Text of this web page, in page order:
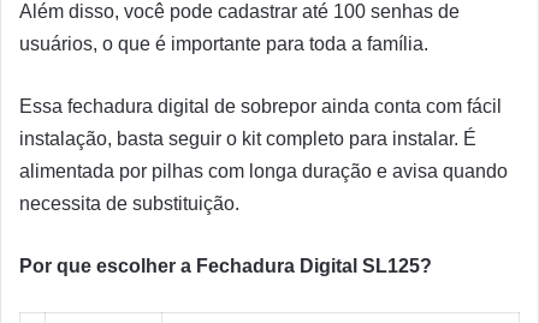
Além disso, você pode cadastrar até 100 senhas de
usuários, o que é importante para toda a família.
Essa fechadura digital de sobrepor ainda conta com fácil
instalação, basta seguir o kit completo para instalar. É
alimentada por pilhas com longa duração e avisa quando
necessita de substituição.
Por que escolher a Fechadura Digital SL125?